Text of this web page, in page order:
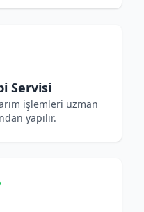
Servisi
işlemleri uzman
yapılır.